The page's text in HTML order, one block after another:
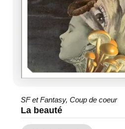
SF et Fantasy, Coup de coeur
La beauté